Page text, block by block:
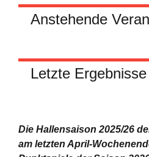
Anstehende
Letzte Ergebnisse
Die Hallensaison 2025/26
am letzten April-